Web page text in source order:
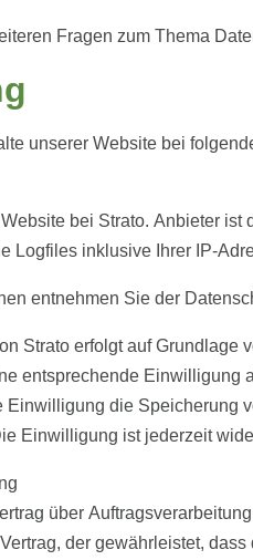
Fragen zum Thema
unserer Website bei
bei Strato. Anbieter ist
Logfiles inklusive Ihrer IP-
entnehmen Sie der
Strato erfolgt auf Grundlage
entsprechende Einwilligung
Einwilligung die Speicherung
Einwilligung ist jederzeit
über
der gewährleistet,